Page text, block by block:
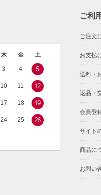
木 金 土
3 4 5
10 11 12
17 18 19
24 25 26
ご利
ご注文
お支払
送料・
返品・
会員登
サイト
商品に
お問い